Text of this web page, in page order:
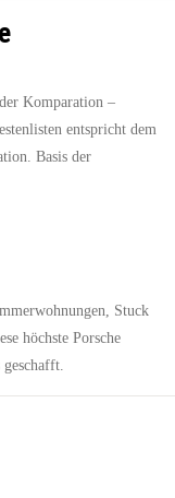
Komparation –
entspricht dem
Basis der
Stuck
höchste Porsche